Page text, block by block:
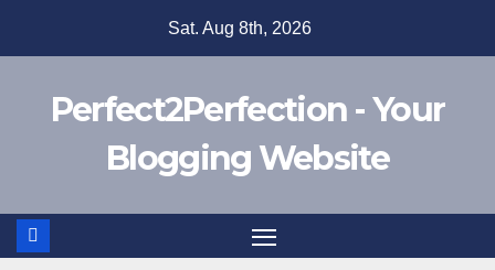
Sat. Aug 8th, 2026
Perfect2Perfection - Your
Blogging Website